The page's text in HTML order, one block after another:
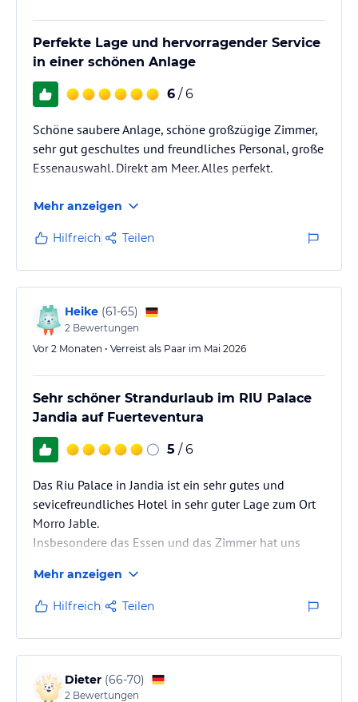
Perfekte Lage und hervorragender Service
in einer schönen Anlage
6 / 6
Schöne saubere Anlage, schöne großzügige Zimmer,
sehr gut geschultes und freundliches Personal, große
Essenauswahl. Direkt am Meer. Alles perfekt.
Mehr anzeigen
Hilfreich Teilen
Heike (61-65)
2 Bewertungen
Vor 2 Monaten • Verreist als Paar im Mai 2026
Sehr schöner Strandurlaub im RIU Palace
Jandia auf Fuerteventura
5 / 6
Das Riu Palace in Jandia ist ein sehr gutes und
sevicefreundliches Hotel in sehr guter Lage zum Ort
Morro Jable.
Insbesondere das Essen und das Zimmer hat uns
gefallen!
Mehr anzeigen
Hilfreich Teilen
Dieter (66-70)
2 Bewertungen